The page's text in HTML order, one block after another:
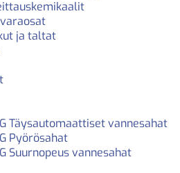
ja taltat
Täysautomaattiset vannesahat
Pyörösahat
Suurnopeus vannesahat